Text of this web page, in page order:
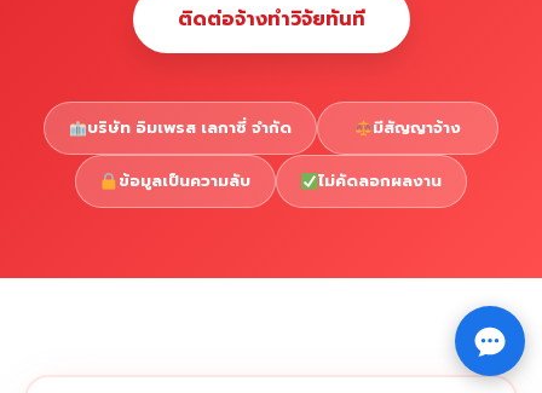
Copyright © 2026 รับทำวิจัย รับทำวิทยานิพนธ์ รับทำ⇧
ติดต่อจ้างทำวิจัยทันที
บริษัท อิมเพรส เลกาซี่ จำกัด มีสัญญาจ้าง
ข้อมูลเป็นความลับ ไม่คัดลอกผลงาน